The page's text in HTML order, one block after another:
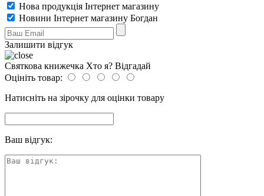
Нова продукція Інтернет магазину
Новини Інтернет магазину Богдан
Залишити відгук
Святкова книжечка Хто я? Відгадай
Оцініть товар:
Натисніть на зірочку для оцінки товару
Ваш відгук: